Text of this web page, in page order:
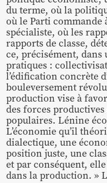
du terme, où la
où le Parti commande
spécialiste, où les
rapports de classe,
ce, précisément, dans
pratiques :
l’édification concrète
bouleversement
production vise à
des forces productives
populaires. Lénine
L’économie qu’il
dialectique, une
position juste, une
et par conséquent,
dans la production. »